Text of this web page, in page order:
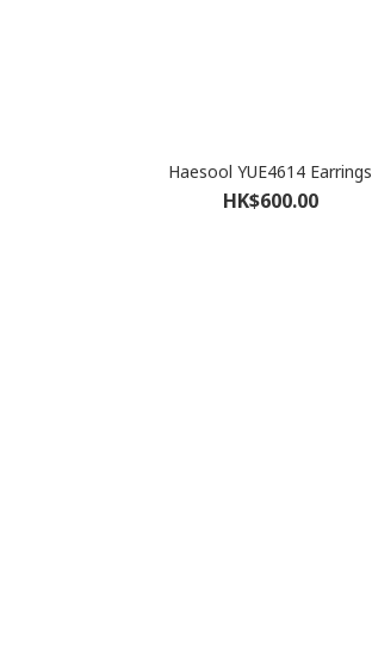
Haesool YUE4614 Earrings
HK$600.00